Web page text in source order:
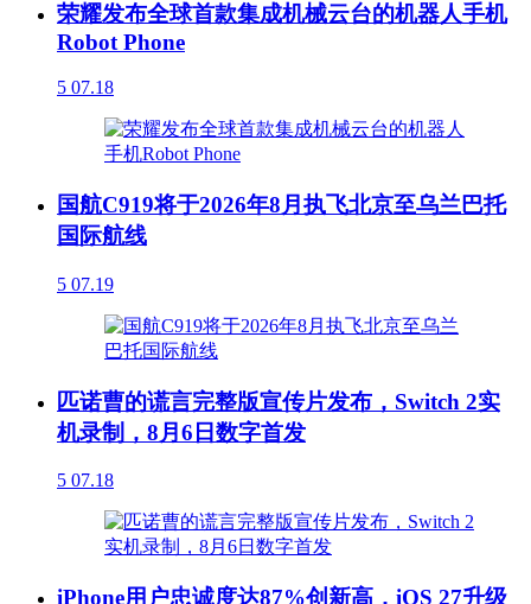
荣耀发布全球首款集成机械云台的机器人手机
Robot Phone
5 07.18
国航C919将于2026年8月执飞北京至乌兰巴托
国际航线
5 07.19
匹诺曹的谎言完整版宣传片发布，Switch 2实
机录制，8月6日数字首发
5 07.18
iPhone用户忠诚度达87%创新高，iOS 27升级